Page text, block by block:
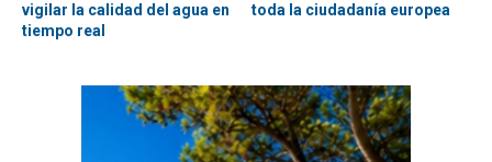
vigilar la calidad del agua en
tiempo real
toda la ciudadanía europea